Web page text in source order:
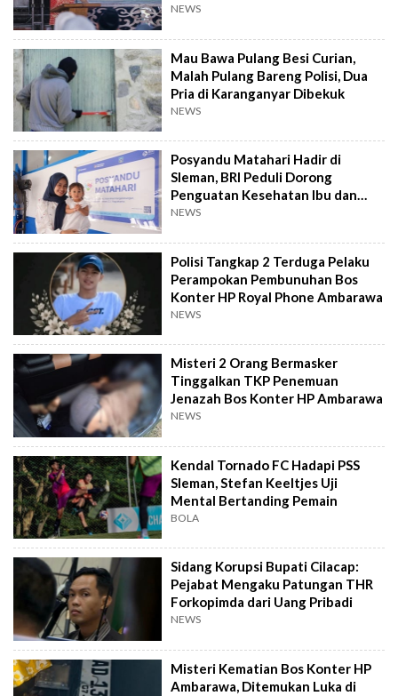
NEWS
Mau Bawa Pulang Besi Curian,
Malah Pulang Bareng Polisi, Dua
Pria di Karanganyar Dibekuk
NEWS
Posyandu Matahari Hadir di
Sleman, BRI Peduli Dorong
Penguatan Kesehatan Ibu dan
Anak
NEWS
Polisi Tangkap 2 Terduga Pelaku
Perampokan Pembunuhan Bos
Konter HP Royal Phone Ambarawa
NEWS
Misteri 2 Orang Bermasker
Tinggalkan TKP Penemuan
Jenazah Bos Konter HP Ambarawa
NEWS
Kendal Tornado FC Hadapi PSS
Sleman, Stefan Keeltjes Uji
Mental Bertanding Pemain
BOLA
Sidang Korupsi Bupati Cilacap:
Pejabat Mengaku Patungan THR
Forkopimda dari Uang Pribadi
NEWS
Misteri Kematian Bos Konter HP
Ambarawa, Ditemukan Luka di